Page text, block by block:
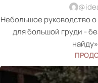
Небольшое руководство
для большой груди -